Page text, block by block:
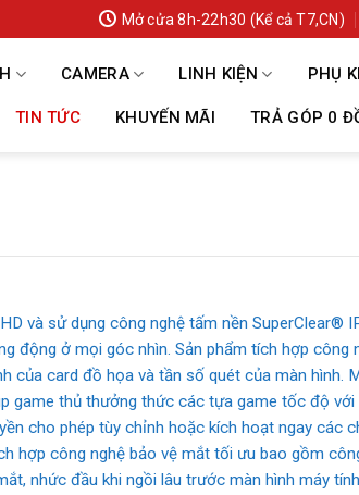
Mở cửa 8h-22h30 (Kể cả T7,CN)
CAMERA LINH KIỆN PHỤ
TIN TỨC KHUYẾN MÃI TRẢ GÓP 0
và sử dụng công nghệ tấm nền SuperClear®
động ở mọi góc nhìn. Sản phẩm tích hợp công
của card đồ họa và tần số quét của màn hình.
game thủ thưởng thức các tựa game tốc độ với
cho phép tùy chỉnh hoặc kích hoạt ngay các
hợp công nghệ bảo vệ mắt tối ưu bao gồm
nhức đầu khi ngồi lâu trước màn hình máy